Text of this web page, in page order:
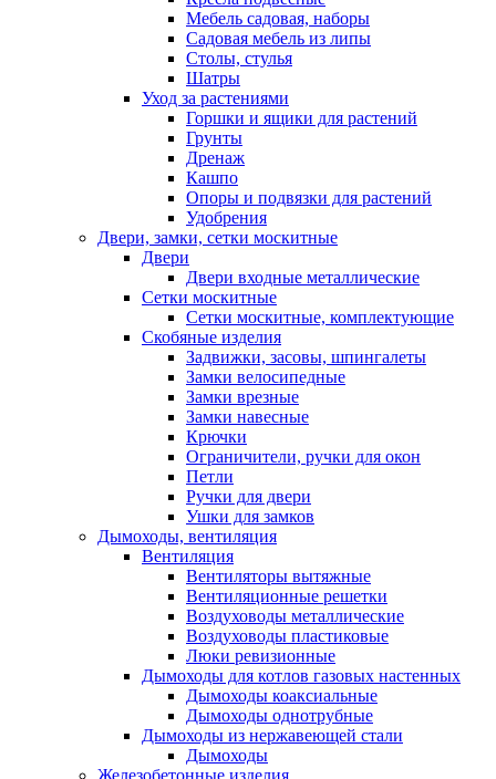
Мебель садовая, наборы
Садовая мебель из липы
Столы, стулья
Шатры
Уход за растениями
Горшки и ящики для растений
Грунты
Дренаж
Кашпо
Опоры и подвязки для растений
Удобрения
Двери, замки, сетки москитные
Двери
Двери входные металлические
Сетки москитные
Сетки москитные, комплектующие
Скобяные изделия
Задвижки, засовы, шпингалеты
Замки велосипедные
Замки врезные
Замки навесные
Крючки
Ограничители, ручки для окон
Петли
Ручки для двери
Ушки для замков
Дымоходы, вентиляция
Вентиляция
Вентиляторы вытяжные
Вентиляционные решетки
Воздуховоды металлические
Воздуховоды пластиковые
Люки ревизионные
Дымоходы для котлов газовых настенных
Дымоходы коаксиальные
Дымоходы однотрубные
Дымоходы из нержавеющей стали
Дымоходы
Железобетонные изделия